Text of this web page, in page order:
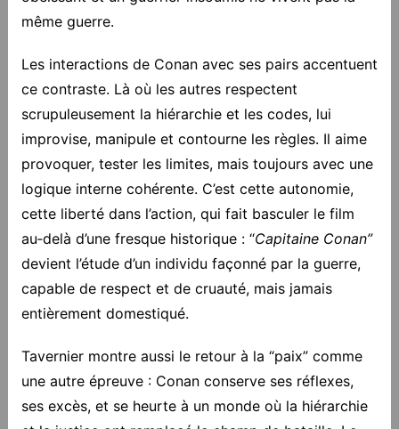
même guerre.
Les interactions de Conan avec ses pairs accentuent
ce contraste. Là où les autres respectent
scrupuleusement la hiérarchie et les codes, lui
improvise, manipule et contourne les règles. Il aime
provoquer, tester les limites, mais toujours avec une
logique interne cohérente. C’est cette autonomie,
cette liberté dans l’action, qui fait basculer le film
au‑delà d’une fresque historique : “Capitaine Conan”
devient l’étude d’un individu façonné par la guerre,
capable de respect et de cruauté, mais jamais
entièrement domestiqué.
Tavernier montre aussi le retour à la “paix” comme
une autre épreuve : Conan conserve ses réflexes,
ses excès, et se heurte à un monde où la hiérarchie